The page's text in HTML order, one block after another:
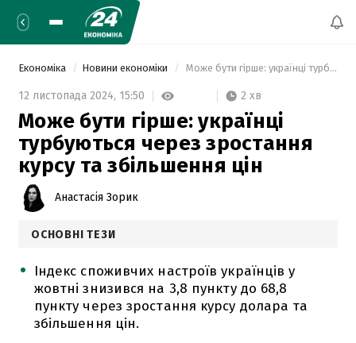
Економіка Новини економіки Може бути гірше: українці турбуються через зростання курсу та збільшення цін
12 листопада 2024, 15:50 2 хв
Може бути гірше: українці
турбуються через зростання
курсу та збільшення цін
Анастасія Зорик
ОСНОВНІ ТЕЗИ
Індекс споживчих настроїв українців у
жовтні знизився на 3,8 пункту до 68,8
пункту через зростання курсу долара та
збільшення цін.